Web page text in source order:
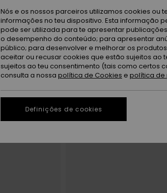
Nós e os nossos parceiros utilizamos cookies
informações no teu dispositivo. Esta informação
pode ser utilizada para te apresentar
o desempenho do conteúdo; para apresentar
público; para desenvolver e melhorar os
aceitar ou recusar cookies que estão sujeitos
sujeitos ao teu consentimento (tais como certos
consulta a nossa política de Cookies e política de
Definições de cookies